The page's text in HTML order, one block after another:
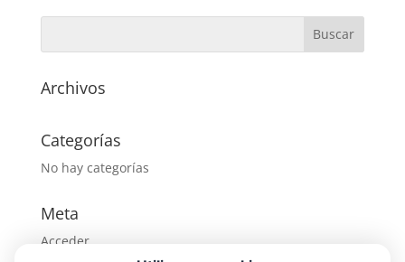
Archivos
Categorías
No hay categorías
Meta
Acceder